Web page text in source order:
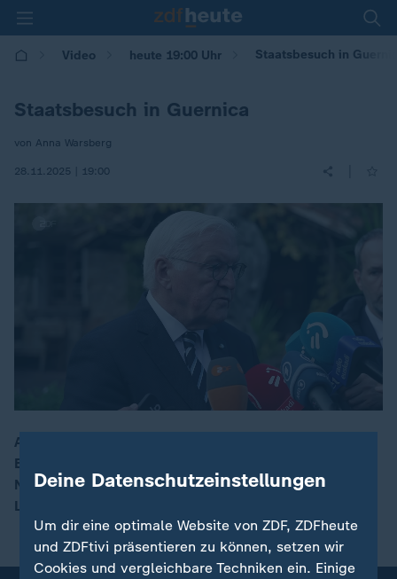
Video heute 19:00 Uhr Staatsbesuch in
Staatsbesuch in Guernica
von Anna Warsberg
28.11.2025 | 19:00
00:17
Als erstes deutsches Staatsoberhaupt besucht
Bundespräsident Steinmeier die Stadt Guernica im
Norden Spaniens. Sie wurde im Zweiten Weltkrieg von
Luftangriffen der Nazis weitgehend zerstört.
Deine Datenschutzeinstellungen
Um dir eine optimale Website von ZDF, ZDFheute
und ZDFtivi präsentieren zu können, setzen wir
Cookies und vergleichbare Techniken ein. Einige